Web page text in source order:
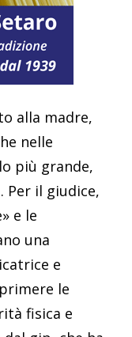
alla madre,
nelle
più grande,
Per il giudice,
e le
una
e
le
fisica e